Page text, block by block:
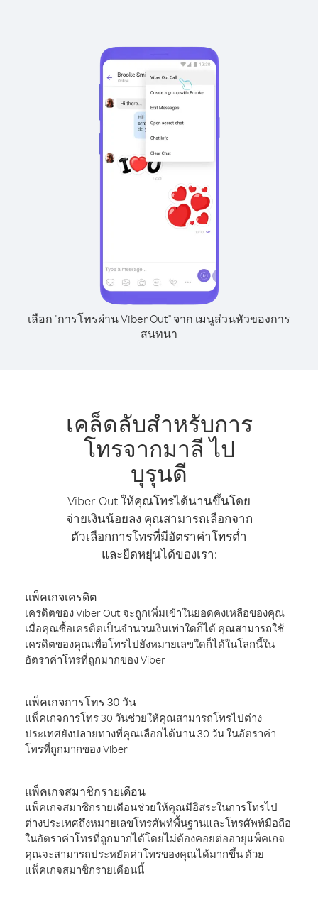
เลือก "การโทรผ่าน Viber Out" จาก เมนูส่วนหัวของการ
สนทนา
เคล็ดลับสำหรับการ
โทรจากมาลี ไป
บุรุนดี
Viber Out ให้คุณโทรได้นานขึ้นโดย
จ่ายเงินน้อยลง คุณสามารถเลือกจาก
ตัวเลือกการโทรที่มีอัตราค่าโทรต่ำ
และยืดหยุ่นได้ของเรา:
แพ็คเกจเครดิต
เครดิตของ Viber Out จะถูกเพิ่มเข้าในยอดคงเหลือของคุณ
เมื่อคุณซื้อเครดิตเป็นจำนวนเงินเท่าใดก็ได้ คุณสามารถใช้
เครดิตของคุณเพื่อโทรไปยังหมายเลขใดก็ได้ในโลกนี้ใน
อัตราค่าโทรที่ถูกมากของ Viber
แพ็คเกจการโทร 30 วัน
แพ็คเกจการโทร 30 วันช่วยให้คุณสามารถโทรไปต่าง
ประเทศยังปลายทางที่คุณเลือกได้นาน 30 วัน ในอัตราค่า
โทรที่ถูกมากของ Viber
แพ็คเกจสมาชิกรายเดือน
แพ็คเกจสมาชิกรายเดือนช่วยให้คุณมีอิสระในการโทรไป
ต่างประเทศถึงหมายเลขโทรศัพท์พื้นฐานและโทรศัพท์มือถือ
ในอัตราค่าโทรที่ถูกมากได้โดยไม่ต้องคอยต่ออายุแพ็คเกจ
คุณจะสามารถประหยัดค่าโทรของคุณได้มากขึ้น ด้วย
แพ็คเกจสมาชิกรายเดือนนี้